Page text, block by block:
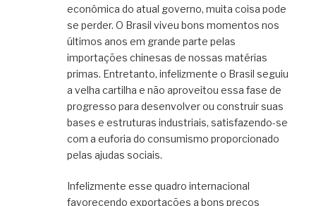
econômica do atual governo, muita coisa pode
se perder. O Brasil viveu bons momentos nos
últimos anos em grande parte pelas
importações chinesas de nossas matérias
primas. Entretanto, infelizmente o Brasil seguiu
a velha cartilha e não aproveitou essa fase de
progresso para desenvolver ou construir suas
bases e estruturas industriais, satisfazendo-se
com a euforia do consumismo proporcionado
pelas ajudas sociais.
Infelizmente esse quadro internacional
favorecendo exportações a bons preços